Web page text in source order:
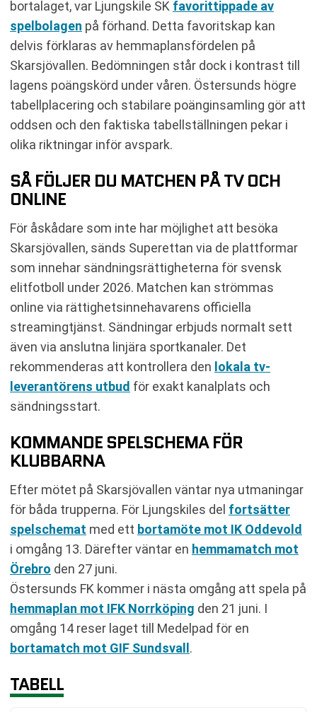
bortalaget, var Ljungskile SK favorittippade av
spelbolagen på förhand. Detta favoritskap kan
delvis förklaras av hemmaplansfördelen på
Skarsjövallen. Bedömningen står dock i kontrast till
lagens poängskörd under våren. Östersunds högre
tabellplacering och stabilare poänginsamling gör att
oddsen och den faktiska tabellställningen pekar i
olika riktningar inför avspark.
SÅ FÖLJER DU MATCHEN PÅ TV OCH
ONLINE
För åskådare som inte har möjlighet att besöka
Skarsjövallen, sänds Superettan via de plattformar
som innehar sändningsrättigheterna för svensk
elitfotboll under 2026. Matchen kan strömmas
online via rättighetsinnehavarens officiella
streamingtjänst. Sändningar erbjuds normalt sett
även via anslutna linjära sportkanaler. Det
rekommenderas att kontrollera den lokala tv-
leverantörens utbud för exakt kanalplats och
sändningsstart.
KOMMANDE SPELSCHEMA FÖR
KLUBBARNA
Efter mötet på Skarsjövallen väntar nya utmaningar
för båda trupperna. För Ljungskiles del fortsätter
spelschemat med ett bortamöte mot IK Oddevold
i omgång 13. Därefter väntar en hemmamatch mot
Örebro den 27 juni.
Östersunds FK kommer i nästa omgång att spela på
hemmaplan mot IFK Norrköping den 21 juni. I
omgång 14 reser laget till Medelpad för en
bortamatch mot GIF Sundsvall.
TABELL